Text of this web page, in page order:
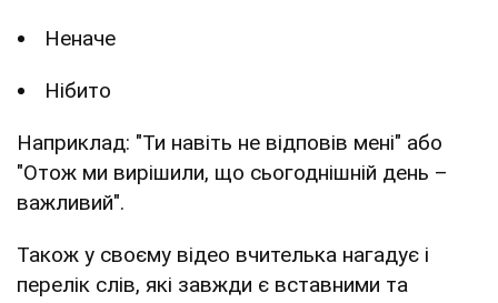
Неначе
Нібито
Наприклад: "Ти навіть не відповів мені" або
"Отож ми вирішили, що сьогоднішній день –
важливий".
Також у своєму відео вчителька нагадує і
перелік слів, які завжди є вставними та